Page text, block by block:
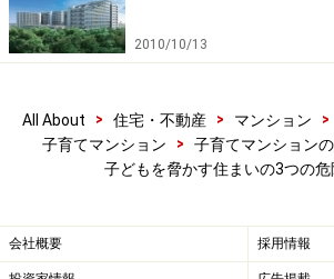
では次に、手すり子と手すり子の間隔
う。もしこの間隔が広すぎると、小さ
子どもがすり抜けないための手すり子
2010/10/13
All About > 住宅・不動産 > マンション >
子育てマンション
> 子育てマンション
子どもを脅かす住まいの3つの危
会社概要 採用情報